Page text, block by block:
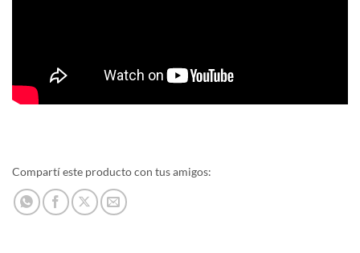
Compartí este producto con tus amigos: